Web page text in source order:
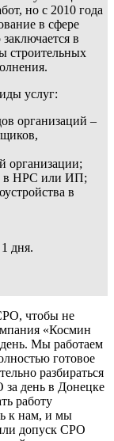
но с 2010 года
в сфере
в
строительных
услуг:
организаций –
организации;
в НРС или ИП;
в
дня.
чтобы не
«Космин
Мы работаем
готовое
разбираться
за день в Донецке
работу
к нам, и мы
допуск СРО